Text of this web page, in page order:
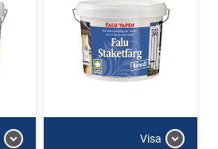
Visa